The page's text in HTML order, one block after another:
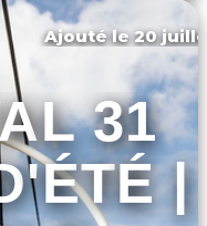
Ajouté le 20
31
|